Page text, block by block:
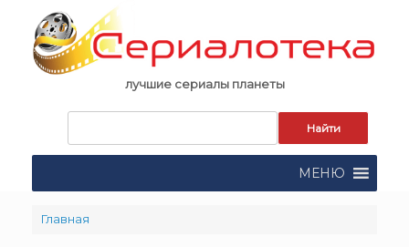
content
лучшие сериалы планеты
поиска:
МЕНЮ
Главная